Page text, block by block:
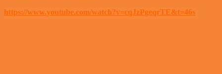
https://www.youtube.com/watch?v=cqJzPgeqrTE&t=46s